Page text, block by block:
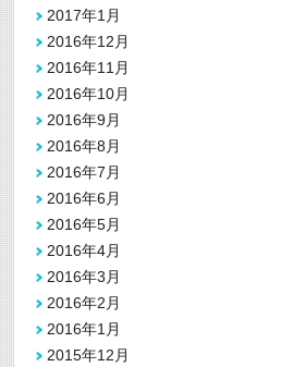
2017年1月
2016年12月
2016年11月
2016年10月
2016年9月
2016年8月
2016年7月
2016年6月
2016年5月
2016年4月
2016年3月
2016年2月
2016年1月
2015年12月